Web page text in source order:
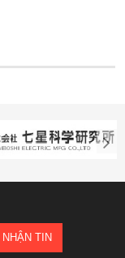
NHẬN TIN